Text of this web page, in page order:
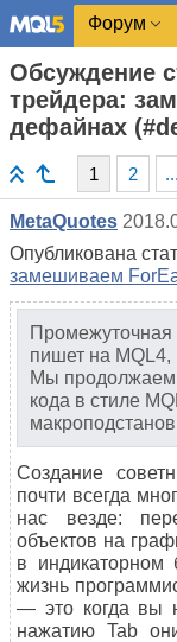
Форум
Обсуждение
трейдера:
дефайнах
1 2 ...
MetaQuotes
Опубликована
замешиваем
Промежуточная
пишет на MQL4,
Мы продолжаем
кода в стиле
Создание
почти всегда
нас везде:
объектов на
в индикаторном
жизнь
— это когда вы
нажатию Tab